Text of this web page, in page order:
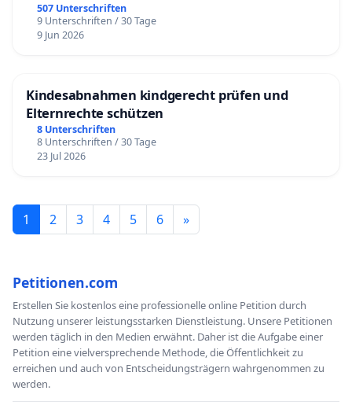
507 Unterschriften
9 Unterschriften / 30 Tage
9 Jun 2026
Kindesabnahmen kindgerecht prüfen und
Elternrechte schützen
8 Unterschriften
8 Unterschriften / 30 Tage
23 Jul 2026
1 2 3 4 5 6 »
Petitionen.com
Erstellen Sie kostenlos eine professionelle online Petition durch
Nutzung unserer leistungsstarken Dienstleistung. Unsere Petitionen
werden täglich in den Medien erwähnt. Daher ist die Aufgabe einer
Petition eine vielversprechende Methode, die Öffentlichkeit zu
erreichen und auch von Entscheidungsträgern wahrgenommen zu
werden.